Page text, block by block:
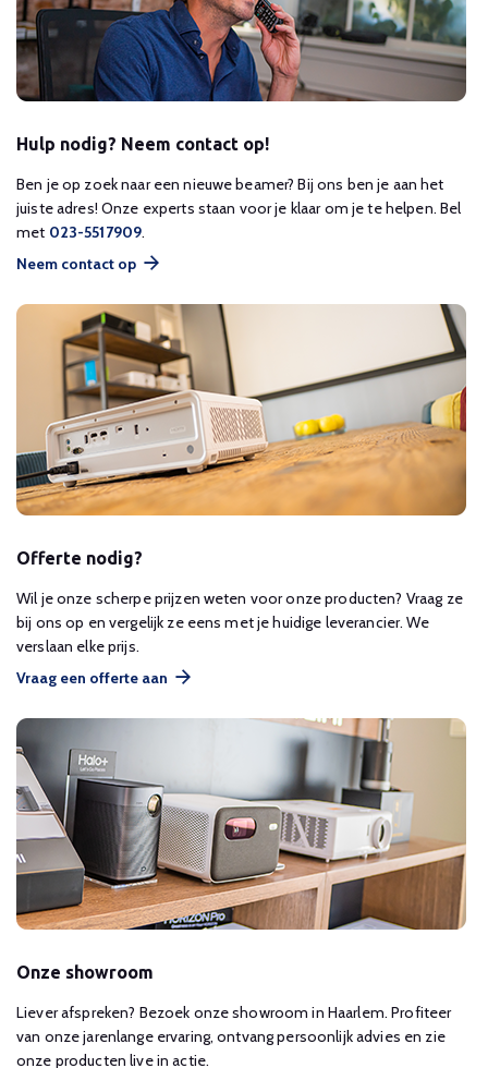
Hulp nodig? Neem contact op!
Ben je op zoek naar een nieuwe beamer? Bij ons ben je aan het
juiste adres! Onze experts staan voor je klaar om je te helpen. Bel
met 023-5517909.
Neem contact op
Offerte nodig?
Wil je onze scherpe prijzen weten voor onze producten? Vraag ze
bij ons op en vergelijk ze eens met je huidige leverancier. We
verslaan elke prijs.
Vraag een offerte aan
Onze showroom
Liever afspreken? Bezoek onze showroom in Haarlem. Profiteer
van onze jarenlange ervaring, ontvang persoonlijk advies en zie
onze producten live in actie.